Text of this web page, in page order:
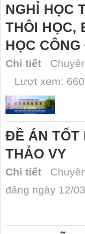
NGHỈ HỌC
THÔI HỌC,
HỌC
Chi tiết
Lượt xem: 660
ĐỀ ÁN TỐT
THẢO VY
Chi tiết
đăng ngày 12/